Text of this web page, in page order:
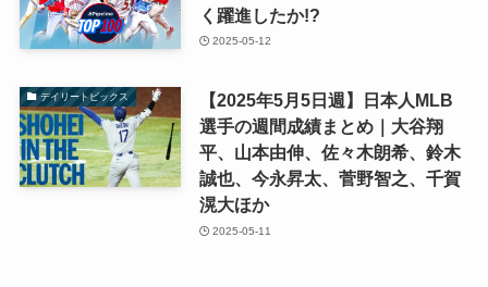
く躍進したか!?
2025-05-12
デイリートピックス
【2025年5月5日週】日本人MLB
選手の週間成績まとめ｜大谷翔
平、山本由伸、佐々木朗希、鈴木
誠也、今永昇太、菅野智之、千賀
滉大ほか
2025-05-11